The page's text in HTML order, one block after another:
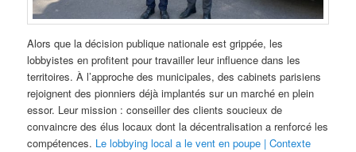
Alors que la décision publique nationale est grippée, les
lobbyistes en profitent pour travailler leur influence dans les
territoires. À l’approche des municipales, des cabinets parisiens
rejoignent des pionniers déjà implantés sur un marché en plein
essor. Leur mission : conseiller des clients soucieux de
convaincre des élus locaux dont la décentralisation a renforcé les
compétences. Le lobbying local a le vent en poupe | Contexte